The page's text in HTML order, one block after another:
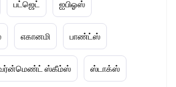
பட்ஜெட் ஐபிஓஸ்
எகானமி பாண்ட்ஸ்
ஸ்கீம்ஸ் ஸ்டாக்ஸ்